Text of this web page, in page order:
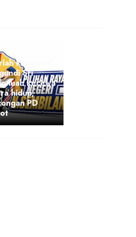
kerajaan”
Sri
luah kecewa
hidup,
PD